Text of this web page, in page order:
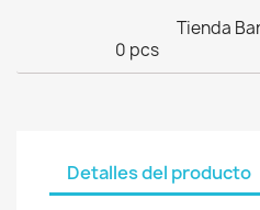
Tienda
0 pcs
Detalles del producto